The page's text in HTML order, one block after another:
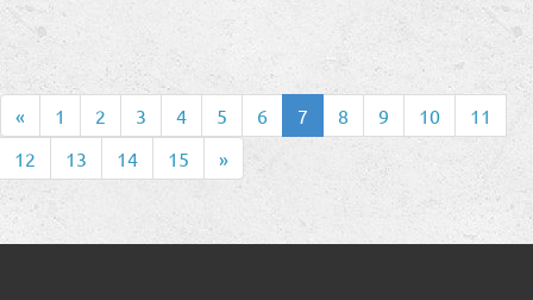
« 1 2 3 4 5 6 7 8 9 10
11
12
13 14 15 »